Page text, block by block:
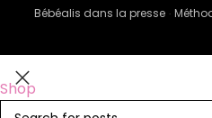
Bébéalis dans la presse ·
FOOTER ACTIVE
Shop
Cart